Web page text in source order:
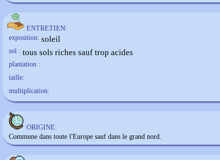
ENTRETIEN:
exposition: soleil
sol : tous sols riches sauf trop acides
plantation :
taille:
multiplication:
ORIGINE:
Commune dans toute l'Europe sauf dans le grand nord.